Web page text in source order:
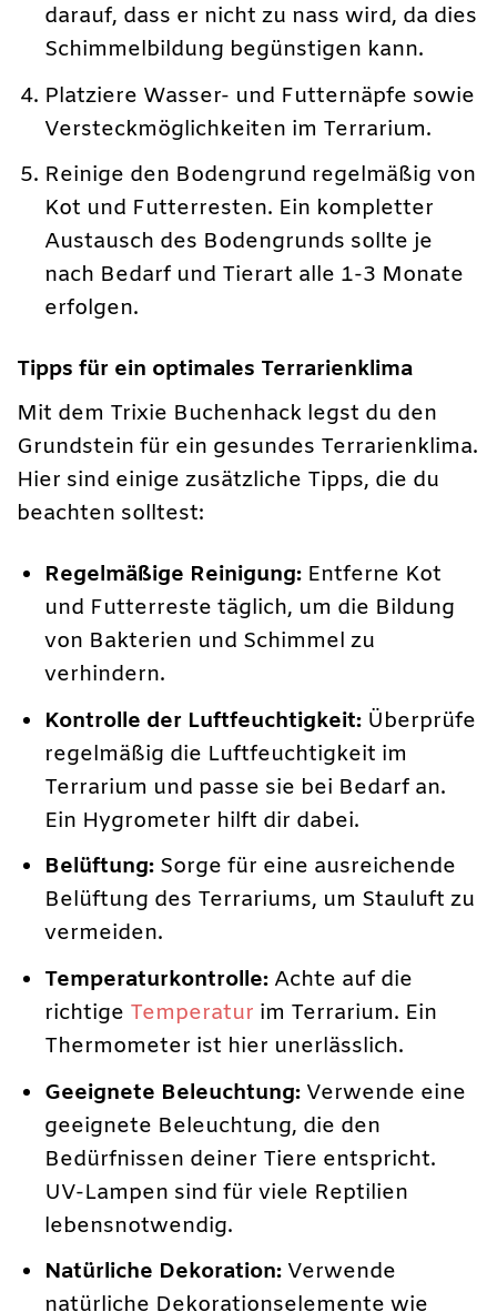
darauf, dass er nicht zu nass wird, da dies
Schimmelbildung begünstigen kann.
Platziere Wasser- und Futternäpfe sowie
Versteckmöglichkeiten im Terrarium.
Reinige den Bodengrund regelmäßig von
Kot und Futterresten. Ein kompletter
Austausch des Bodengrunds sollte je
nach Bedarf und Tierart alle 1-3 Monate
erfolgen.
Tipps für ein optimales Terrarienklima
Mit dem Trixie Buchenhack legst du den
Grundstein für ein gesundes Terrarienklima.
Hier sind einige zusätzliche Tipps, die du
beachten solltest:
Regelmäßige Reinigung: Entferne Kot
und Futterreste täglich, um die Bildung
von Bakterien und Schimmel zu
verhindern.
Kontrolle der Luftfeuchtigkeit: Überprüfe
regelmäßig die Luftfeuchtigkeit im
Terrarium und passe sie bei Bedarf an.
Ein Hygrometer hilft dir dabei.
Belüftung: Sorge für eine ausreichende
Belüftung des Terrariums, um Stauluft zu
vermeiden.
Temperaturkontrolle: Achte auf die
richtige Temperatur im Terrarium. Ein
Thermometer ist hier unerlässlich.
Geeignete Beleuchtung: Verwende eine
geeignete Beleuchtung, die den
Bedürfnissen deiner Tiere entspricht.
UV-Lampen sind für viele Reptilien
lebensnotwendig.
Natürliche Dekoration: Verwende
natürliche Dekorationselemente wie